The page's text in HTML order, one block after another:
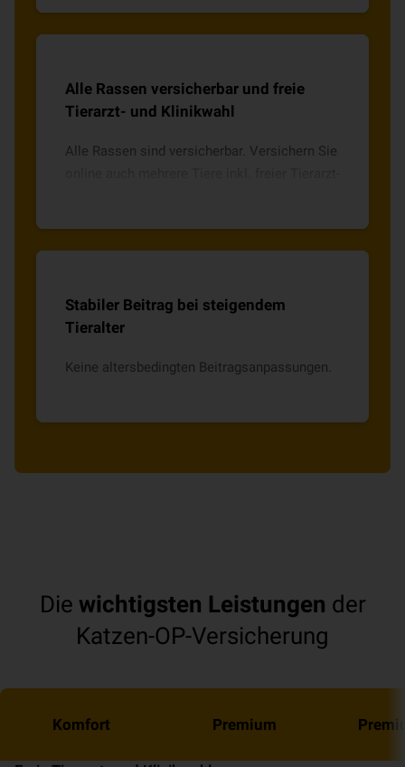
Alle Rassen versicherbar und freie
Tierarzt- und Klinikwahl
Alle Rassen sind versicherbar. Versichern Sie
Stabiler Beitrag bei steigendem
Tieralter
Keine altersbedingten Beitragsanpassungen.
Die wichtigsten Leistungen der
Katzen-OP-Versicherung
Komfort Premium